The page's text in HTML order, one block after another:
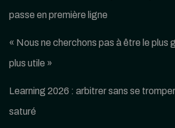
passe en première ligne
« Nous ne cherchons pas à être le plus
plus utile »
Learning 2026 : arbitrer sans se
saturé